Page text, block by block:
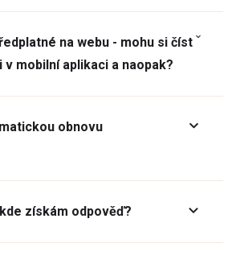
na webu - mohu si číst
v mobilní aplikaci a naopak?
obnovu
získám odpověď?